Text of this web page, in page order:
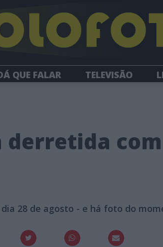
QUE FALAR TELEVISÃO
28 de agosto - e há foto do